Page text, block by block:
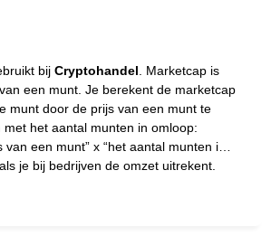
bij Cryptohandel . Marketcap is
een munt. Je berekent de marketcap
munt door de prijs van een munt te
het aantal munten in omloop:
van een munt” x “het aantal munten in
je bij bedrijven de omzet uitrekent.